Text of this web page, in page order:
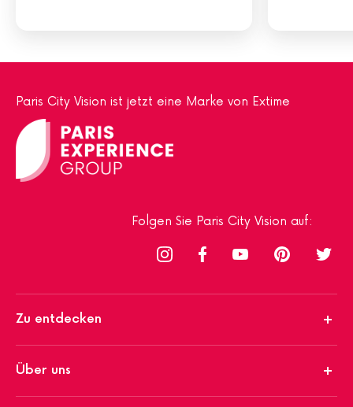
Paris City Vision ist jetzt eine Marke von Extime
Folgen Sie Paris City Vision auf:
Zu entdecken
Über uns